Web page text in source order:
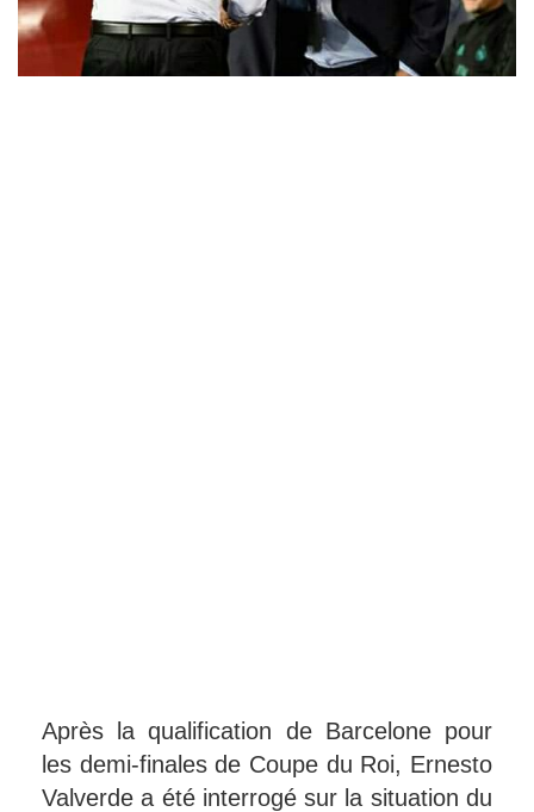
Après la qualification de Barcelone pour
les demi-finales de Coupe du Roi, Ernesto
Valverde a été interrogé sur la situation du